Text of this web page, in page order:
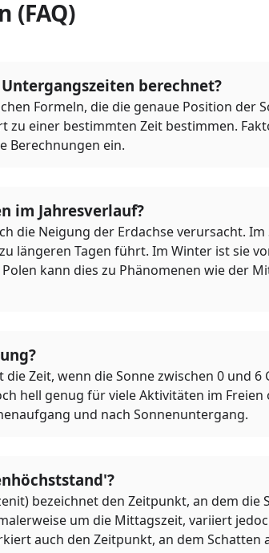
(FAQ)
berechnet?
Formeln, die die genaue Position der
zu einer bestimmten Zeit bestimmen.
Berechnungen ein.
im Jahresverlauf?
die Neigung der Erdachse verursacht.
längeren Tagen führt. Im Winter ist sie
kann dies zu Phänomenen wie der
Zeit, wenn die Sonne zwischen 0 und 6
hell genug für viele Aktivitäten im
und nach Sonnenuntergang.
bezeichnet den Zeitpunkt, an dem die
um die Mittagszeit, variiert
auch den Zeitpunkt, an dem Schatten